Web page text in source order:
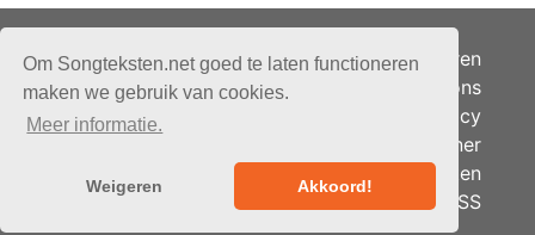
Om Songteksten.net goed te laten functioneren
maken we gebruik van cookies.
Meer informatie.
Weigeren Akkoord!
Alle rechten voorbehouden.
bandhosting.nl
Adverteren
Over ons
Je privacy
Partner
Berichten
RSS